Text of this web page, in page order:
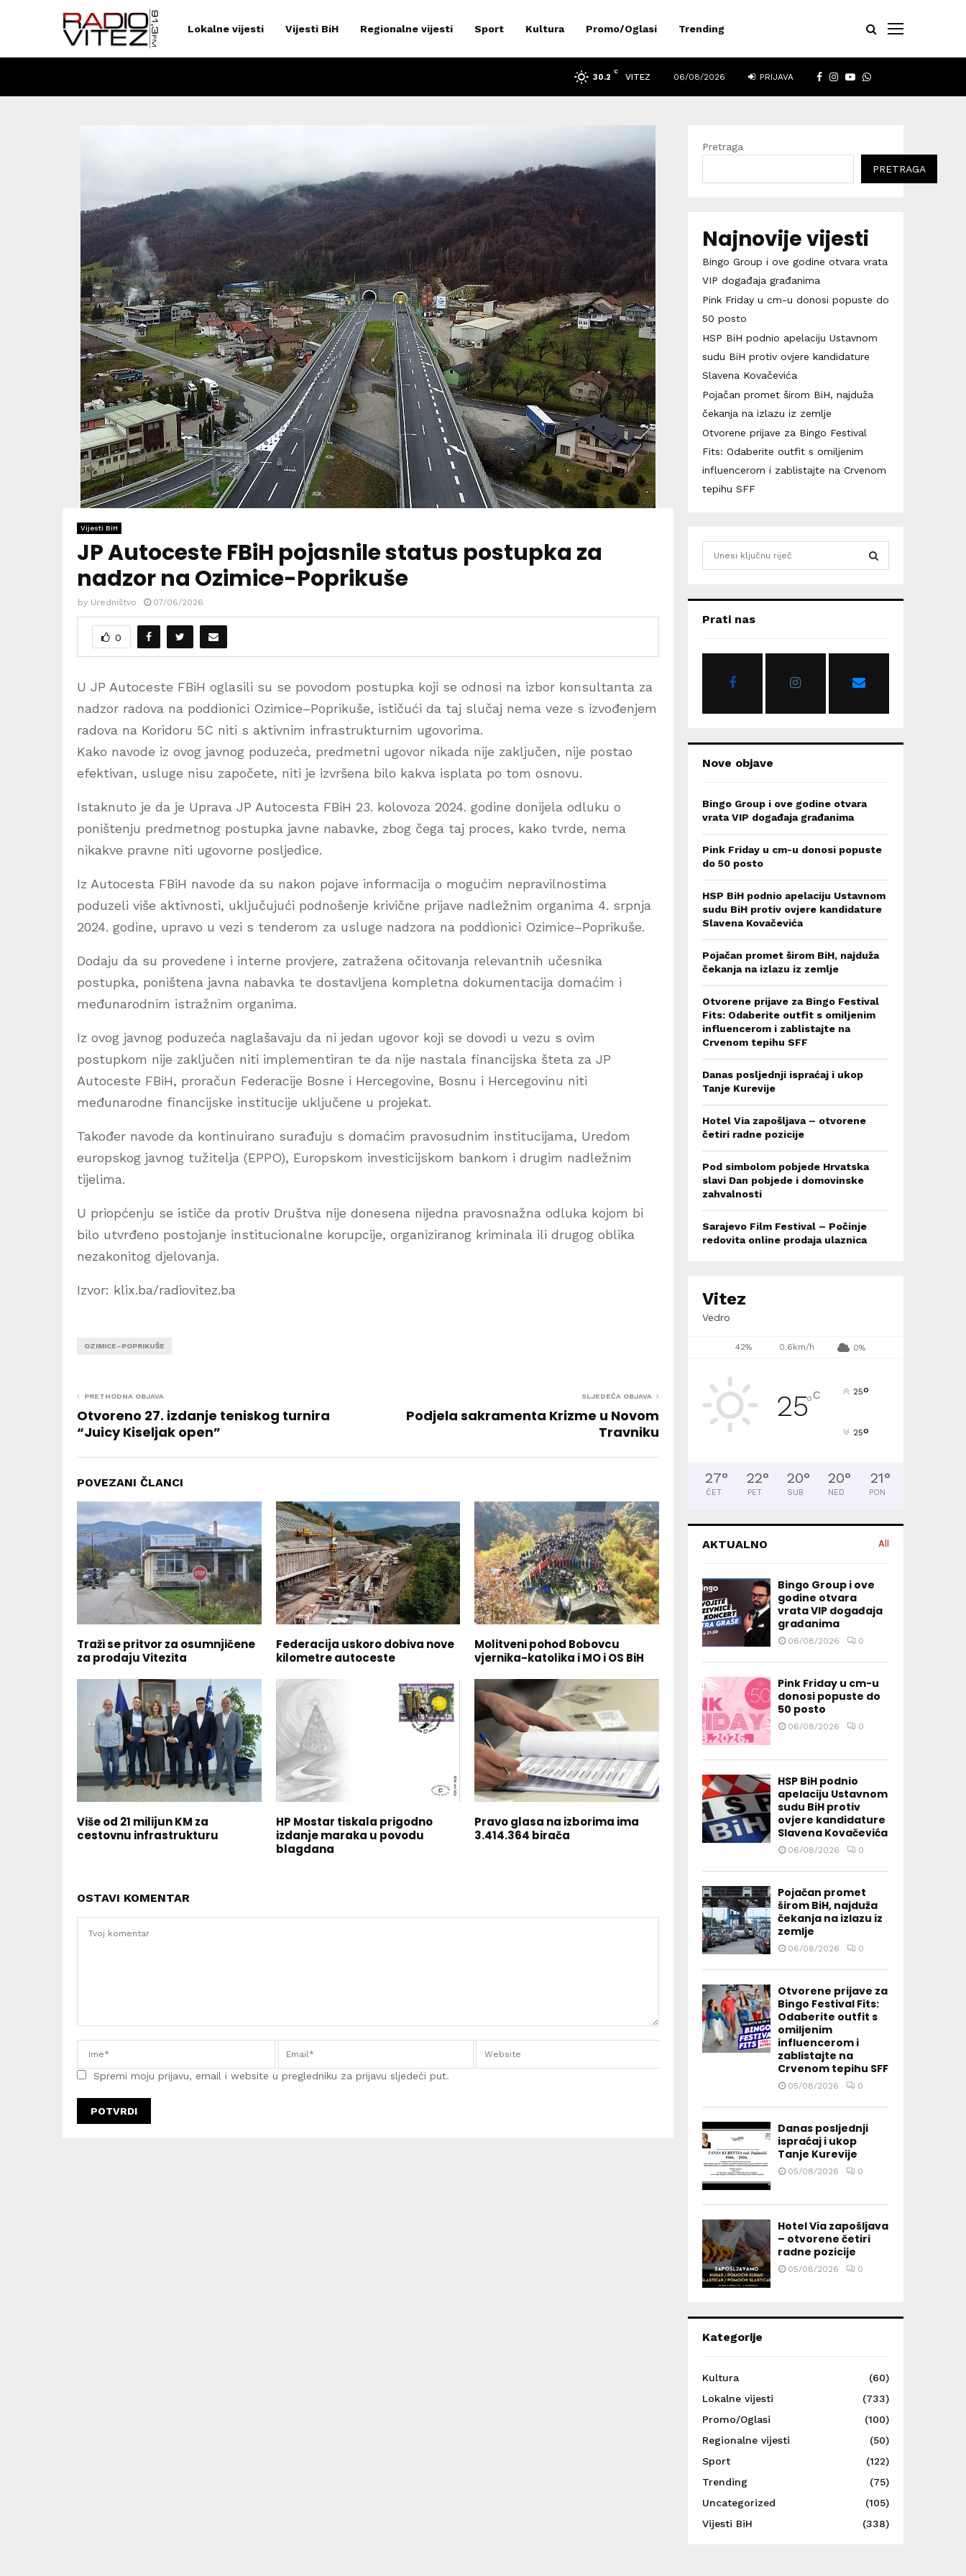
Lokalne vijesti Vijesti BiH Regionalne vijesti Sport Kultura Promo/Oglasi Trending
FACEBOOK
INSTAGRAM
YOUTUBE
WHATSAPP
30.2
C
VITEZ 06/08/2026 PRIJAVA
Vijesti BiH
JP Autoceste FBiH pojasnile status postupka za
nadzor na Ozimice-Poprikuše
by Uredništvo 07/06/2026
0
U JP Autoceste FBiH oglasili su se povodom postupka koji se odnosi na izbor konsultanta za
nadzor radova na poddionici Ozimice–Poprikuše, ističući da taj slučaj nema veze s izvođenjem
radova na Koridoru 5C niti s aktivnim infrastrukturnim ugovorima.
Kako navode iz ovog javnog poduzeća, predmetni ugovor nikada nije zaključen, nije postao
efektivan, usluge nisu započete, niti je izvršena bilo kakva isplata po tom osnovu.
Istaknuto je da je Uprava JP Autocesta FBiH 23. kolovoza 2024. godine donijela odluku o
poništenju predmetnog postupka javne nabavke, zbog čega taj proces, kako tvrde, nema
nikakve pravne niti ugovorne posljedice.
Iz Autocesta FBiH navode da su nakon pojave informacija o mogućim nepravilnostima
poduzeli više aktivnosti, uključujući podnošenje krivične prijave nadležnim organima 4. srpnja
2024. godine, upravo u vezi s tenderom za usluge nadzora na poddionici Ozimice–Poprikuše.
Dodaju da su provedene i interne provjere, zatražena očitovanja relevantnih učesnika
postupka, poništena javna nabavka te dostavljena kompletna dokumentacija domaćim i
međunarodnim istražnim organima.
Iz ovog javnog poduzeća naglašavaju da ni jedan ugovor koji se dovodi u vezu s ovim
postupkom nije zaključen niti implementiran te da nije nastala financijska šteta za JP
Autoceste FBiH, proračun Federacije Bosne i Hercegovine, Bosnu i Hercegovinu niti
međunarodne financijske institucije uključene u projekat.
Također navode da kontinuirano surađuju s domaćim pravosudnim institucijama, Uredom
europskog javnog tužitelja (EPPO), Europskom investicijskom bankom i drugim nadležnim
tijelima.
U priopćenju se ističe da protiv Društva nije donesena nijedna pravosnažna odluka kojom bi
bilo utvrđeno postojanje institucionalne korupcije, organiziranog kriminala ili drugog oblika
nezakonitog djelovanja.
Izvor: klix.ba/radiovitez.ba
OZIMICE–POPRIKUŠE
PRETHODNA OBJAVA
Otvoreno 27. izdanje teniskog turnira
“Juicy Kiseljak open”
SLJEDEĆA OBJAVA
Podjela sakramenta Krizme u Novom
Travniku
POVEZANI ČLANCI
Traži se pritvor za osumnjičene
za prodaju Vitezita
Federacija uskoro dobiva nove
kilometre autoceste
Molitveni pohod Bobovcu
vjernika-katolika i MO i OS BiH
Više od 21 milijun KM za
cestovnu infrastrukturu
HP Mostar tiskala prigodno
izdanje maraka u povodu
blagdana
Pravo glasa na izborima ima
3.414.364 birača
OSTAVI KOMENTAR
Spremi moju prijavu, email i website u pregledniku za prijavu sljedeći put.
Pretraga
PRETRAGA
Najnovije vijesti
Bingo Group i ove godine otvara vrata
VIP događaja građanima
Pink Friday u cm-u donosi popuste do
50 posto
HSP BiH podnio apelaciju Ustavnom
sudu BiH protiv ovjere kandidature
Slavena Kovačevića
Pojačan promet širom BiH, najduža
čekanja na izlazu iz zemlje
Otvorene prijave za Bingo Festival
Fits: Odaberite outfit s omiljenim
influencerom i zablistajte na Crvenom
tepihu SFF
h
o
Prati nas
Nove objave
Bingo Group i ove godine otvara
vrata VIP događaja građanima
Pink Friday u cm-u donosi popuste
do 50 posto
HSP BiH podnio apelaciju Ustavnom
sudu BiH protiv ovjere kandidature
Slavena Kovačevića
Pojačan promet širom BiH, najduža
čekanja na izlazu iz zemlje
Otvorene prijave za Bingo Festival
Fits: Odaberite outfit s omiljenim
influencerom i zablistajte na
Crvenom tepihu SFF
Danas posljednji ispraćaj i ukop
Tanje Kurevije
Hotel Via zapošljava – otvorene
četiri radne pozicije
Pod simbolom pobjede Hrvatska
slavi Dan pobjede i domovinske
zahvalnosti
Sarajevo Film Festival – Počinje
redovita online prodaja ulaznica
Vitez
Vedro
42% 0.6km/h 0%
25°C 25°
25°
27°
ČET
22°
PET
20°
SUB
20°
NED
21°
PON
AKTUALNO All
Bingo Group i ove
godine otvara
vrata VIP događaja
građanima
06/08/2026 0
Pink Friday u cm-u
donosi popuste do
50 posto
06/08/2026 0
HSP BiH podnio
apelaciju Ustavnom
sudu BiH protiv
ovjere kandidature
Slavena Kovačevića
06/08/2026 0
Pojačan promet
širom BiH, najduža
čekanja na izlazu iz
zemlje
06/08/2026 0
Otvorene prijave za
Bingo Festival Fits:
Odaberite outfit s
omiljenim
influencerom i
zablistajte na
Crvenom tepihu SFF
05/08/2026 0
Danas posljednji
ispraćaj i ukop
Tanje Kurevije
05/08/2026 0
Hotel Via zapošljava
– otvorene četiri
radne pozicije
05/08/2026 0
Kategorije
Kultura
(60)
Lokalne vijesti
(733)
Promo/Oglasi
(100)
Regionalne vijesti
(50)
Sport
(122)
Trending
(75)
Uncategorized
(105)
Vijesti BiH
(338)